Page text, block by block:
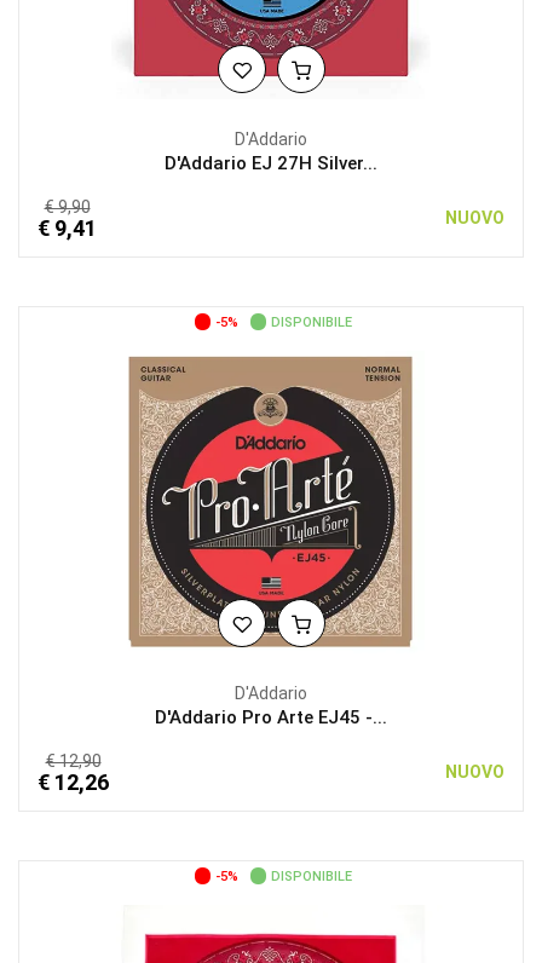
D'Addario
D'Addario EJ 27H Silver...
€ 9,90
€ 9,41 NUOVO
-5% DISPONIBILE
D'Addario
D'Addario Pro Arte EJ45 -...
€ 12,90
€ 12,26 NUOVO
-5% DISPONIBILE